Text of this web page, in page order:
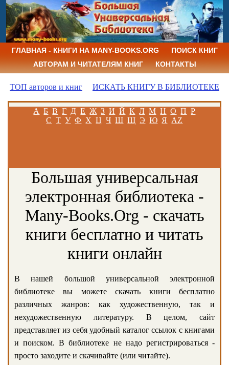
ГЛАВНАЯ - КНИГИ НА MANY-BOOKS.ORG
ПОИСК КНИГ
АВТОРАМ И ЧИТАТЕЛЯМ КНИГ
КОНТАКТЫ
ТОП авторов и книг ИСКАТЬ КНИГУ В БИБЛИОТЕКЕ
А Б В Г Д Е Ж З И Й К Л М Н О П Р
С Т У Ф Х Ц Ч Ш Щ Э Ю Я AZ
Большая универсальная
электронная библиотека -
Many-Books.Org - скачать
книги бесплатно и читать
книги онлайн
В нашей большой универсальной электронной
библиотеке вы можете скачать книги бесплатно
различных жанров: как художественную, так и
нехудожественную литературу. В целом, сайт
представляет из себя удобный каталог ссылок с книгами
и поиском. В библиотеке не надо регистрироваться -
просто заходите и скачивайте (или читайте).